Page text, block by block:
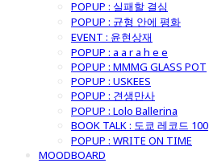
POPUP : 실패할 결심
POPUP : 균형 안에 평화
EVENT : 윤현상재
POPUP : a a r a h e e
POPUP : MMMG GLASS POT
POPUP : USKEES
POPUP : 견생만사
POPUP : Lolo Ballerina
BOOK TALK : 도쿄 레코드 100
POPUP : WRITE ON TIME
MOODBOARD